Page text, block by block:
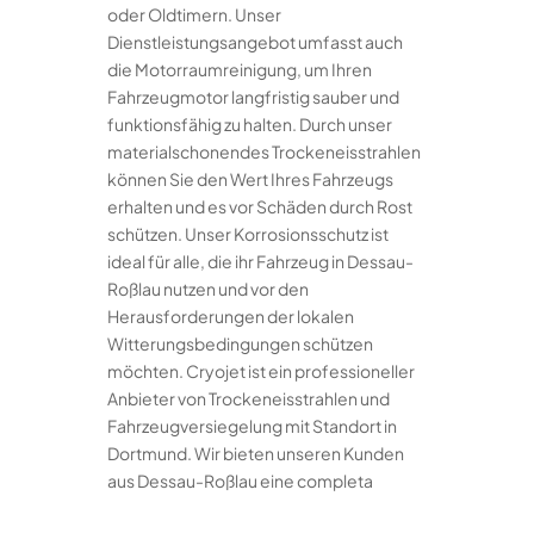
oder Oldtimern. Unser
Dienstleistungsangebot umfasst auch
die Motorraumreinigung, um Ihren
Fahrzeugmotor langfristig sauber und
funktionsfähig zu halten. Durch unser
materialschonendes Trockeneisstrahlen
können Sie den Wert Ihres Fahrzeugs
erhalten und es vor Schäden durch Rost
schützen. Unser Korrosionsschutz ist
ideal für alle, die ihr Fahrzeug in Dessau-
Roßlau nutzen und vor den
Herausforderungen der lokalen
Witterungsbedingungen schützen
möchten. Cryojet ist ein professioneller
Anbieter von Trockeneisstrahlen und
Fahrzeugversiegelung mit Standort in
Dortmund. Wir bieten unseren Kunden
aus Dessau-Roßlau eine completa